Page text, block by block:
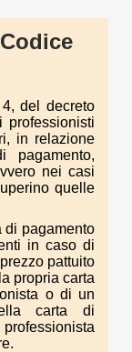
del decreto
professionisti
in relazione
pagamento,
nei casi
quelle
di pagamento
in caso di
pattuito
propria carta
o di un
carta di